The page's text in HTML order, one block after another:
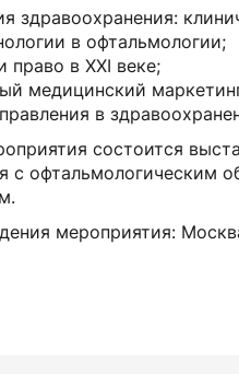
здравоохранения:
в офтальмологии;
право в XXI веке;
медицинский
в
состоится
с офтальмологическим
мероприятия: